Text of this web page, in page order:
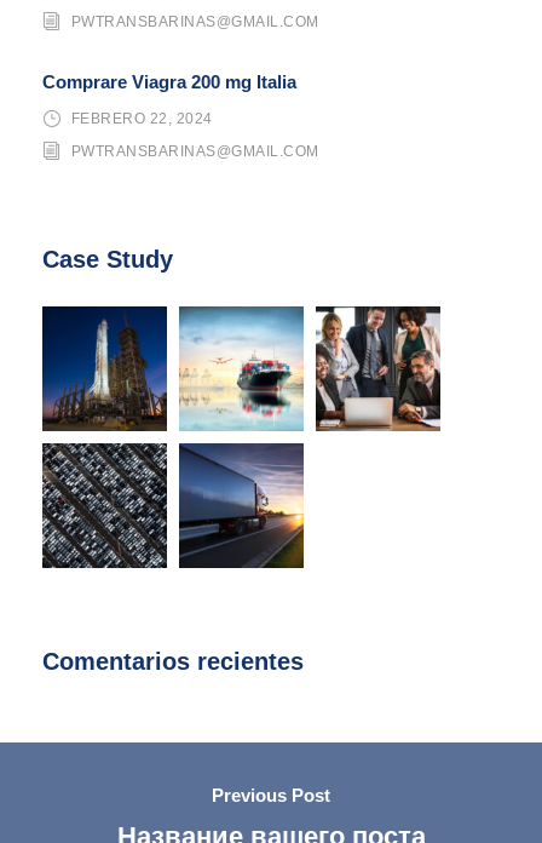
PWTRANSBARINAS@GMAIL.COM
Comprare Viagra 200 mg Italia
FEBRERO 22, 2024
PWTRANSBARINAS@GMAIL.COM
Case Study
Comentarios recientes
Previous Post
Название вашего поста